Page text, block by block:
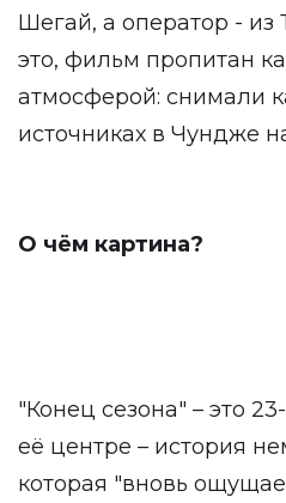
Шегай, а оператор - из
это, фильм пропитан
атмосферой: снимали
источниках в Чундже
О чём картина?
"Конец сезона" – это
её центре – история
которая "вновь